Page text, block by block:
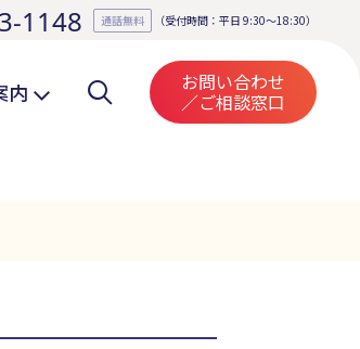
1148 通話無料 （受付時間：平日 9:30～18:30）
内 お問い合わせ
／ご相談窓口